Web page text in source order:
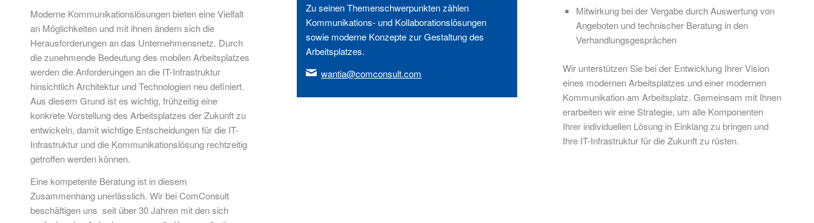
Moderne Kommunikationslösungen bieten eine Vielfalt
an Möglichkeiten und mit ihnen ändern sich die
Herausforderungen an das Unternehmensnetz. Durch
die zunehmende Bedeutung des mobilen Arbeitsplatzes
werden die Anforderungen an die IT-Infrastruktur
hinsichtlich Architektur und Technologien neu definiert.
Aus diesem Grund ist es wichtig, frühzeitig eine
konkrete Vorstellung des Arbeitsplatzes der Zukunft zu
entwickeln, damit wichtige Entscheidungen für die IT-
Infrastruktur und die Kommunikationslösung rechtzeitig
getroffen werden können.
Eine kompetente Beratung ist in diesem
Zusammenhang unerlässlich. Wir bei ComConsult
beschäftigen uns seit über 30 Jahren mit den sich
Zu seinen Themenschwerpunkten zählen
Kommunikations- und Kollaborationslösungen
sowie moderne Konzepte zur Gestaltung des
Arbeitsplatzes.
wantia@comconsult.com
Mitwirkung bei der Vergabe durch Auswertung von
Angeboten und technischer Beratung in den
Verhandlungsgesprächen
Wir unterstützen Sie bei der Entwicklung Ihrer Vision
eines modernen Arbeitsplatzes und einer modernen
Kommunikation am Arbeitsplatz. Gemeinsam mit Ihnen
erarbeiten wir eine Strategie, um alle Komponenten
Ihrer individuellen Lösung in Einklang zu bringen und
Ihre IT-Infrastruktur für die Zukunft zu rüsten.